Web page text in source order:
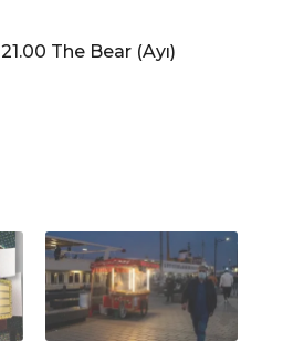
21.00 The Bear (Ayı)